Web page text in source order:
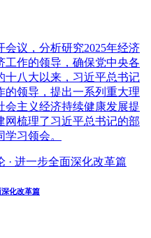
议，分析研究2025年经济
工作的领导，确保党中央各
十八大以来，习近平总书记
的领导，提出一系列重大理
会主义经济持续健康发展提
网梳理了习近平总书记的部
习领会。
化改革篇